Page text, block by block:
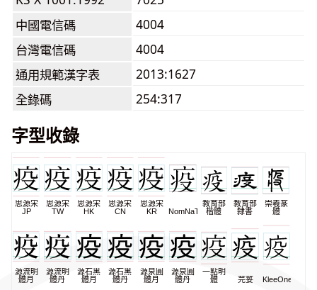
中國電信碼
4004
台灣電信碼
4004
通用規範漢字表
2013:1627
全錄碼
254:317
字型收錄
思源宋
JP
思源宋
TW
思源宋
HK
思源宋
CN
思源宋
KR
NomNaTong
教育部
楷體
教育部
隸書
崇羲篆
體
源流明
體月
源流明
體丹
源石黑
體月
源石黑
體丹
源泉圓
體月
源泉圓
體丹
一點明
體
芫荽 KleeOne